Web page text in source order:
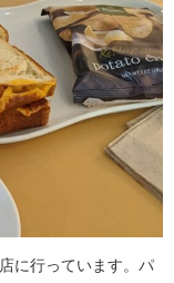
に行っています。パ